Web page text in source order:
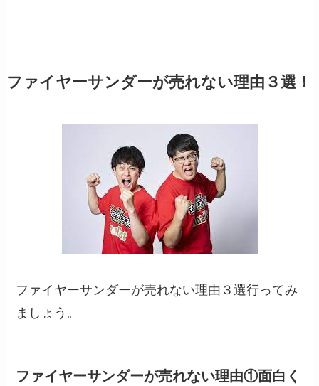
ファイヤーサンダーが売れない理由３選！
ファイヤーサンダーが売れない理由３選行ってみ
ましょう。
ファイヤーサンダーが売れない理由①面白く